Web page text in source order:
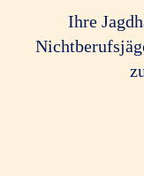
Ihre